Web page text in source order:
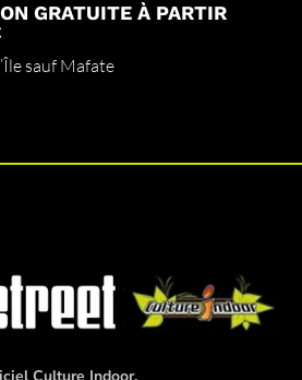
GRATUITE À PARTIR
sauf Mafate